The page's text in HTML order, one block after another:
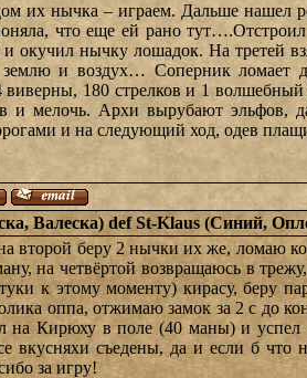
их нычка – играем. Дальше нашел
что еще ей рано
и окучил нычку лошадок. На третей
и воздух… Соперник ломает
виверны, 180 стрелков и 1
и мелочь. Архи вырубают эльфов,
и на следующий ход, одев
Валеска) def St-Klaus (Синий,
второй беру 2 нычки их же, ломаю
на четвёртой возвращаюсь в
к этому моменту) кирасу, беру
оппа, отжимаю замок за 2 с до
Кирюху в поле (40 маны) и успел
вкусняхи съедены, да и если б
за игру!